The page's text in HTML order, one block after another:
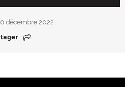
décembre 2022